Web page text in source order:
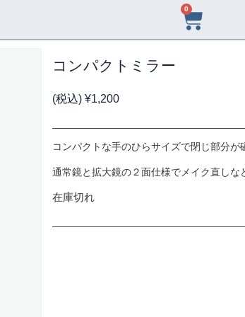
0
コンパクトミラー
(税込)¥1,200
コンパクトな手のひらサイズで閉じ部分
通常鏡と拡大鏡の２面仕様でメイク直しな
在庫切れ